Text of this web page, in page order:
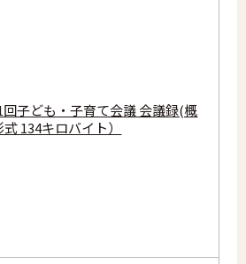
回子ども・子育て会議 会議録(概
134キロバイト）